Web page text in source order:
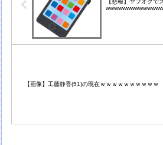
【悲報】ヤフオクで
【画像】工藤静香(51)の現在ｗｗｗｗｗｗｗｗｗｗ